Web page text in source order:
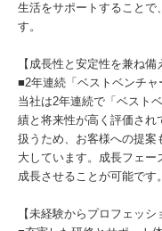
生活をサポートすることで
す。
【成長性と安定性を兼ね備
■2年連続「ベストベンチ
当社は2年連続で「ベスト
績と将来性が高く評価され
扱うため、お客様への提案
大しています。成長フェー
成長させることが可能です。
【未経験からプロフェッシ